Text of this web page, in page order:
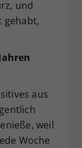
und
gehabt,
aus
weil
Woche